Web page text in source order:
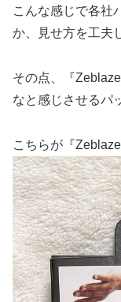
こんな感じで各社
か、見せ方を工夫
その点、『
なと感じさせるパ
こちらが『